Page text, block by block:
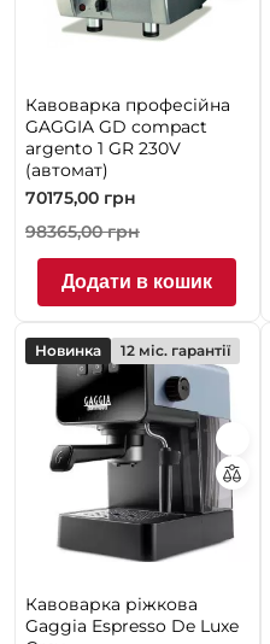
Кавоварка професійна
GAGGIA GD compact
argento 1 GR 230V
(автомат)
70175,00 грн
98365,00грн
Додати в кошик
Новинка 12 міс. гарантії
Кавоварка ріжкова
Gaggia Espresso De Luxe